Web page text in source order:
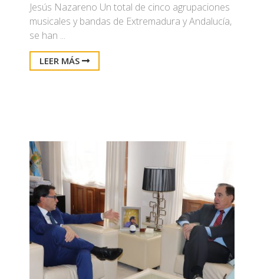
Jesús Nazareno Un total de cinco agrupaciones
musicales y bandas de Extremadura y Andalucía,
se han ...
LEER MÁS